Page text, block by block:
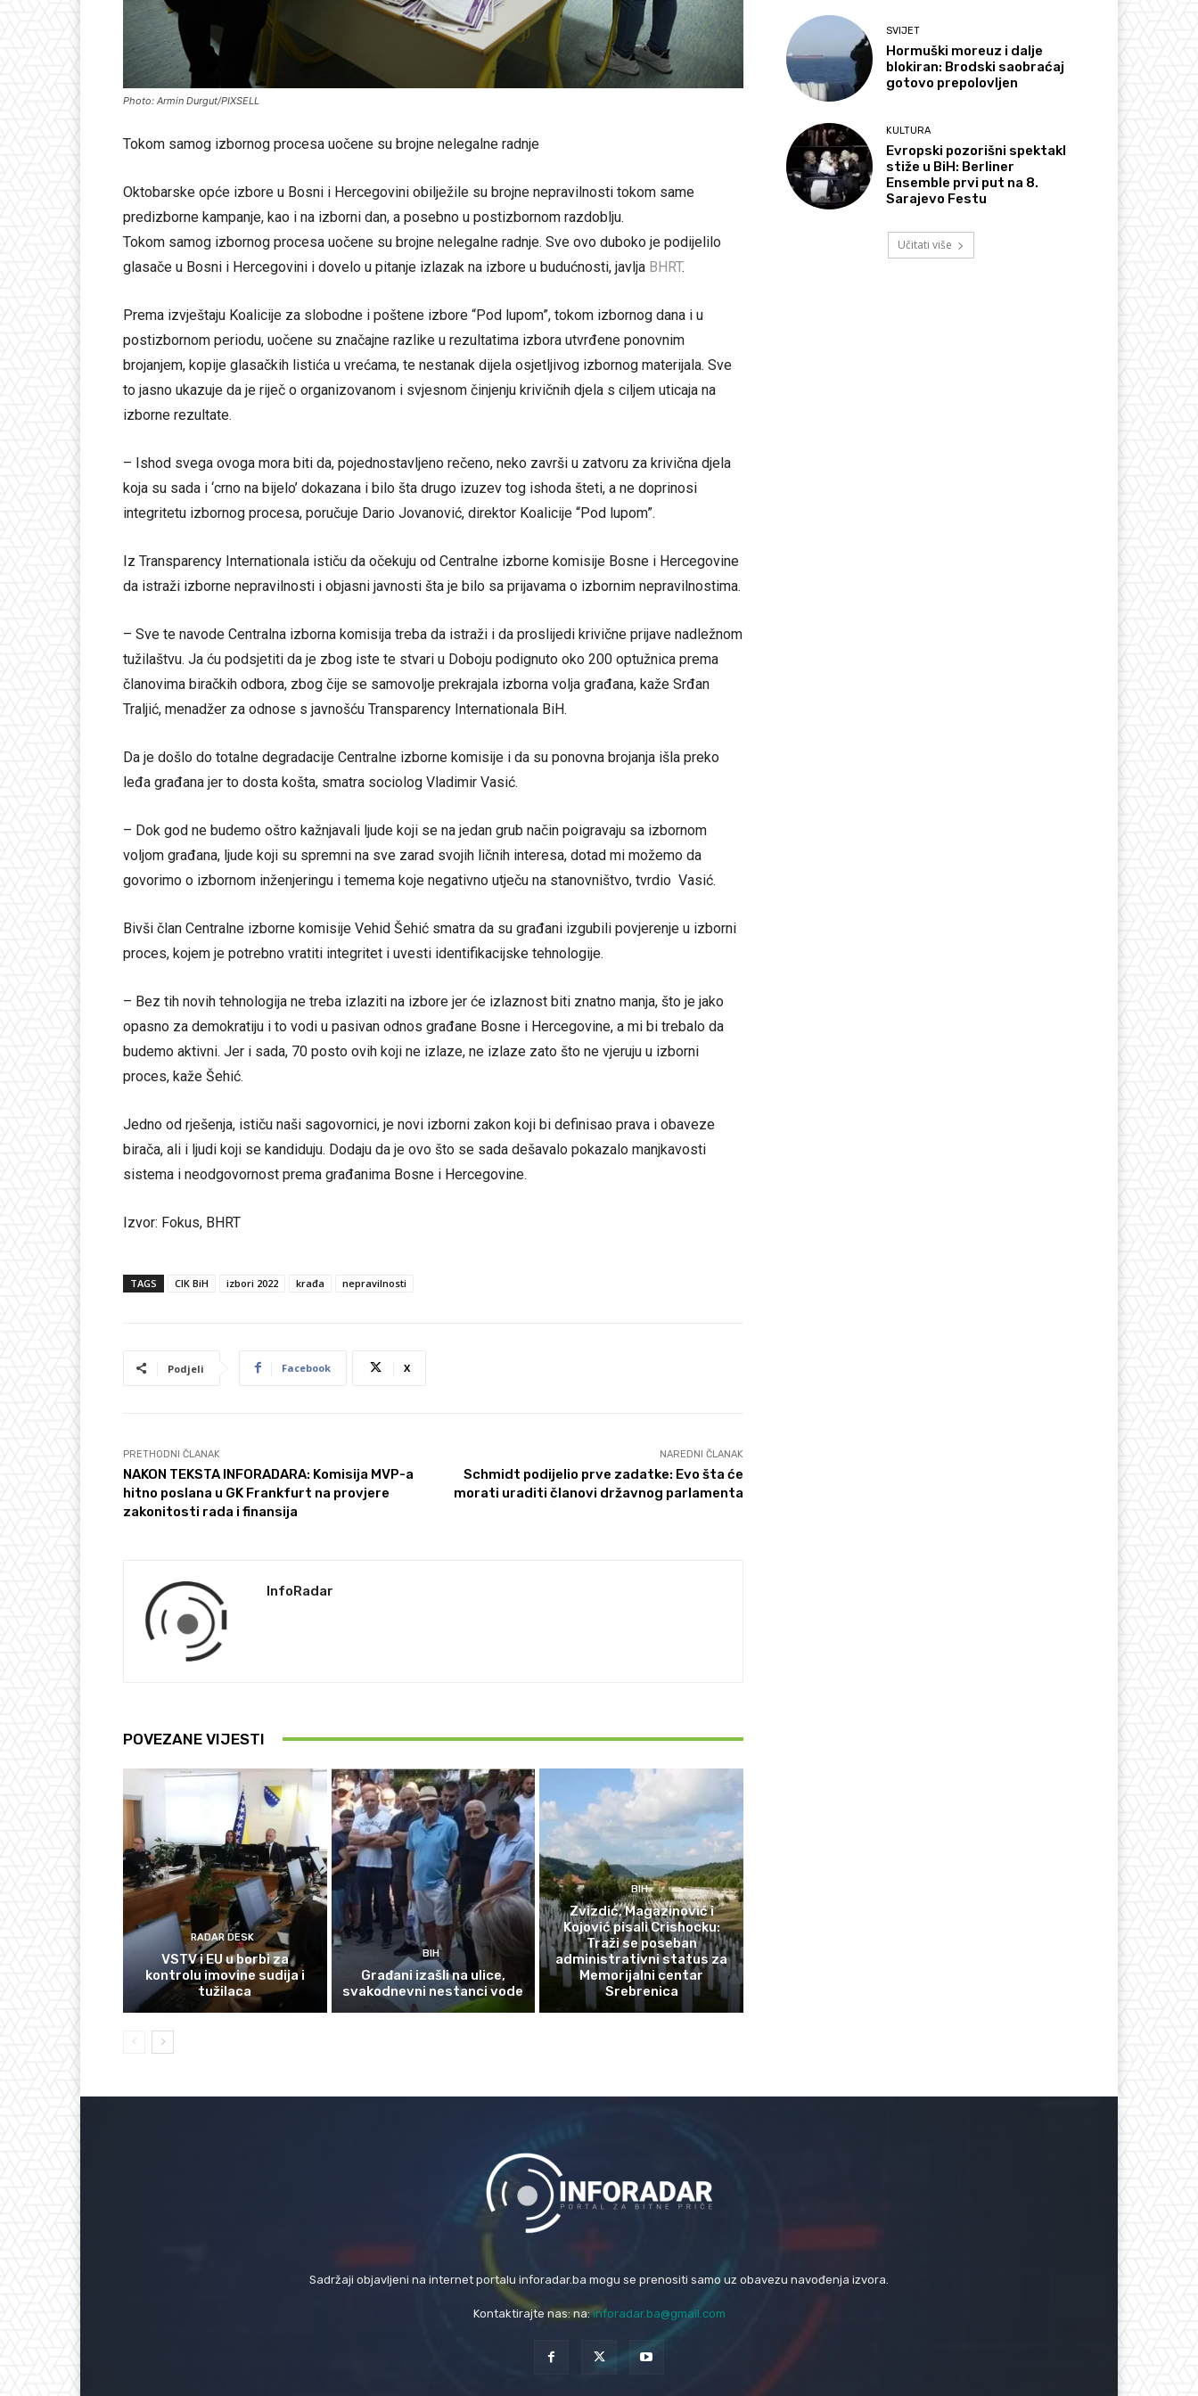
Photo: Armin Durgut/PIXSELL
Tokom samog izbornog procesa uočene su brojne nelegalne radnje
Oktobarske opće izbore u Bosni i Hercegovini obilježile su brojne nepravilnosti tokom same
predizborne kampanje, kao i na izborni dan, a posebno u postizbornom razdoblju.
Tokom samog izbornog procesa uočene su brojne nelegalne radnje. Sve ovo duboko je podijelilo
glasače u Bosni i Hercegovini i dovelo u pitanje izlazak na izbore u budućnosti, javlja BHRT.
Prema izvještaju Koalicije za slobodne i poštene izbore “Pod lupom”, tokom izbornog dana i u
postizbornom periodu, uočene su značajne razlike u rezultatima izbora utvrđene ponovnim
brojanjem, kopije glasačkih listića u vrećama, te nestanak dijela osjetljivog izbornog materijala. Sve
to jasno ukazuje da je riječ o organizovanom i svjesnom činjenju krivičnih djela s ciljem uticaja na
izborne rezultate.
– Ishod svega ovoga mora biti da, pojednostavljeno rečeno, neko završi u zatvoru za krivična djela
koja su sada i ‘crno na bijelo’ dokazana i bilo šta drugo izuzev tog ishoda šteti, a ne doprinosi
integritetu izbornog procesa, poručuje Dario Jovanović, direktor Koalicije “Pod lupom”.
Iz Transparency Internationala ističu da očekuju od Centralne izborne komisije Bosne i Hercegovine
da istraži izborne nepravilnosti i objasni javnosti šta je bilo sa prijavama o izbornim nepravilnostima.
– Sve te navode Centralna izborna komisija treba da istraži i da proslijedi krivične prijave nadležnom
tužilaštvu. Ja ću podsjetiti da je zbog iste te stvari u Doboju podignuto oko 200 optužnica prema
članovima biračkih odbora, zbog čije se samovolje prekrajala izborna volja građana, kaže Srđan
Traljić, menadžer za odnose s javnošću Transparency Internationala BiH.
Da je došlo do totalne degradacije Centralne izborne komisije i da su ponovna brojanja išla preko
leđa građana jer to dosta košta, smatra sociolog Vladimir Vasić.
– Dok god ne budemo oštro kažnjavali ljude koji se na jedan grub način poigravaju sa izbornom
voljom građana, ljude koji su spremni na sve zarad svojih ličnih interesa, dotad mi možemo da
govorimo o izbornom inženjeringu i temema koje negativno utječu na stanovništvo, tvrdio Vasić.
Bivši član Centralne izborne komisije Vehid Šehić smatra da su građani izgubili povjerenje u izborni
proces, kojem je potrebno vratiti integritet i uvesti identifikacijske tehnologije.
– Bez tih novih tehnologija ne treba izlaziti na izbore jer će izlaznost biti znatno manja, što je jako
opasno za demokratiju i to vodi u pasivan odnos građane Bosne i Hercegovine, a mi bi trebalo da
budemo aktivni. Jer i sada, 70 posto ovih koji ne izlaze, ne izlaze zato što ne vjeruju u izborni
proces, kaže Šehić.
Jedno od rješenja, ističu naši sagovornici, je novi izborni zakon koji bi definisao prava i obaveze
birača, ali i ljudi koji se kandiduju. Dodaju da je ovo što se sada dešavalo pokazalo manjkavosti
sistema i neodgovornost prema građanima Bosne i Hercegovine.
Izvor: Fokus, BHRT
TAGS CIK BiH izbori 2022 krađa nepravilnosti
Podjeli Facebook X
PRETHODNI ČLANAK
NAKON TEKSTA INFORADARA: Komisija MVP-a
hitno poslana u GK Frankfurt na provjere
zakonitosti rada i finansija
NAREDNI ČLANAK
Schmidt podijelio prve zadatke: Evo šta će
morati uraditi članovi državnog parlamenta
InfoRadar
POVEZANE VIJESTI
RADAR DESK
VSTV i EU u borbi za
kontrolu imovine sudija i
tužilaca
BIH
Građani izašli na ulice,
svakodnevni nestanci vode
BIH
Zvizdić, Magazinović i
Kojović pisali Crishocku:
Traži se poseban
administrativni status za
Memorijalni centar
Srebrenica
SVIJET
Hormuški moreuz i dalje
blokiran: Brodski saobraćaj
gotovo prepolovljen
KULTURA
Evropski pozorišni spektakl
stiže u BiH: Berliner
Ensemble prvi put na 8.
Sarajevo Festu
Učitati više
Sadržaji objavljeni na internet portalu inforadar.ba mogu se prenositi samo uz obavezu navođenja izvora.
Kontaktirajte nas: na:inforadar.ba@gmail.com